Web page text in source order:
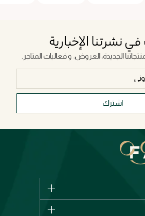
نشرتنا الإخبارية
الجديدة، العروض، و فعاليات المتاجر.
اشترك